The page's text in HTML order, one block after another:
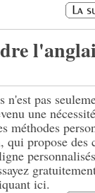
n'est pas
une
méthodes
qui propose des
ici.